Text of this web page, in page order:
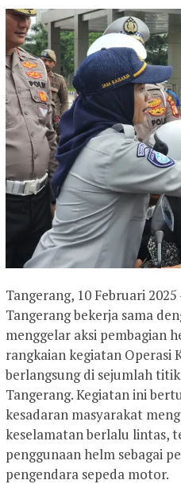
Tangerang, 10 Februari 2025
Tangerang bekerja sama
menggelar aksi pembagian
rangkaian kegiatan Operasi
berlangsung di sejumlah
Tangerang. Kegiatan ini
kesadaran masyarakat
keselamatan berlalu lintas,
penggunaan helm sebagai
pengendara sepeda motor.